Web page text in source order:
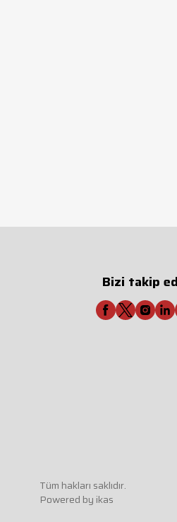
Bizi takip
Tüm hakları saklıdır.
Powered by ikas